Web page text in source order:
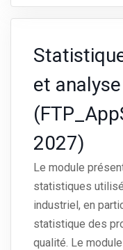
et
2027)
Le module
statistiques
industriel, en
statistique des
qualité. Le